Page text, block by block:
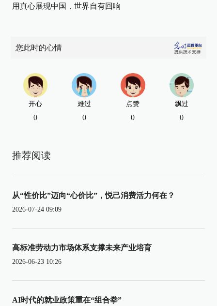
用真心展现中国，世界自有回响
您此时的心情
开心
0
难过
0
点赞
0
飘过
0
推荐阅读
从“性价比”迈向“心价比”，悦己消费活力何在？
2026-07-24 09:09
高标准劳动力市场体系支撑未来产业培育
2026-06-23 10:26
AI时代的就业政策重在“组合拳”